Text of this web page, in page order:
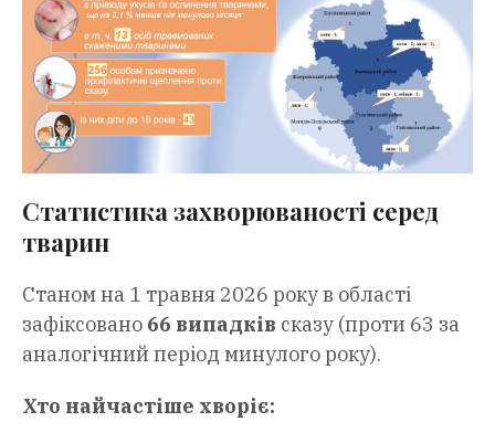
Статистика захворюваності серед
тварин
Станом на 1 травня 2026 року в області
зафіксовано 66 випадків сказу (проти 63 за
аналогічний період минулого року).
Хто найчастіше хворіє: